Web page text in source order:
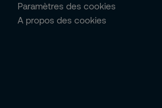
Paramètres des cookies
A propos des cookies